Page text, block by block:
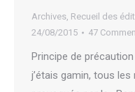
Archives, Recueil des
24/08/2015
47
Principe de
j’étais gamin, tous